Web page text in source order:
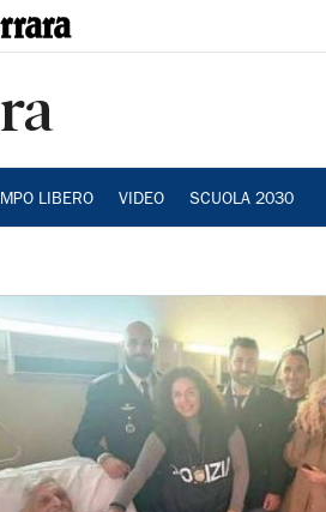
LIBERO VIDEO SCUOLA 2030